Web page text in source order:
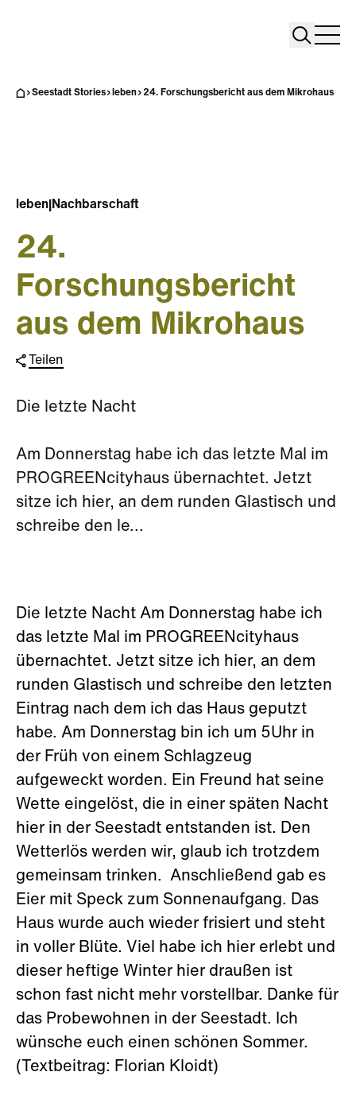
Search
Seestadt Stories leben 24. Forschungsbericht aus dem Mikrohaus
leben Nachbarschaft
24.
Forschungsbericht
aus dem Mikrohaus
Teilen
Die letzte Nacht
Am Donnerstag habe ich das letzte Mal im
PROGREENcityhaus übernachtet. Jetzt
sitze ich hier, an dem runden Glastisch und
schreibe den le...
Die letzte Nacht Am Donnerstag habe ich
das letzte Mal im PROGREENcityhaus
übernachtet. Jetzt sitze ich hier, an dem
runden Glastisch und schreibe den letzten
Eintrag nach dem ich das Haus geputzt
habe. Am Donnerstag bin ich um 5Uhr in
der Früh von einem Schlagzeug
aufgeweckt worden. Ein Freund hat seine
Wette eingelöst, die in einer späten Nacht
hier in der Seestadt entstanden ist. Den
Wetterlös werden wir, glaub ich trotzdem
gemeinsam trinken. Anschließend gab es
Eier mit Speck zum Sonnenaufgang. Das
Haus wurde auch wieder frisiert und steht
in voller Blüte. Viel habe ich hier erlebt und
dieser heftige Winter hier draußen ist
schon fast nicht mehr vorstellbar. Danke für
das Probewohnen in der Seestadt. Ich
wünsche euch einen schönen Sommer.
(Textbeitrag: Florian Kloidt)